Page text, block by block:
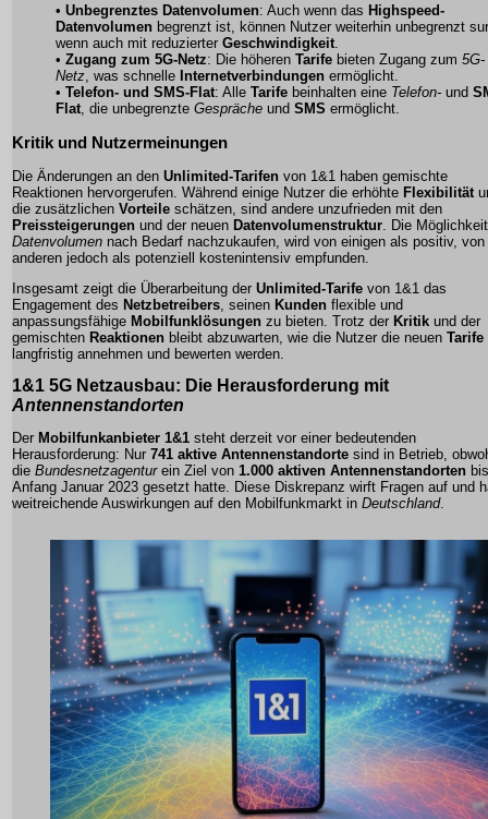
• Unbegrenztes Datenvolumen: Auch wenn das Highspeed-
Datenvolumen begrenzt ist, können Nutzer weiterhin unbegrenzt
wenn auch mit reduzierter Geschwindigkeit
• Zugang zum 5G-Netz: Die höheren Tarife bieten Zugang zum 5G-
Netz , was schnelle Internetverbindungen ermöglicht.
• Telefon- und SMS-Flat: Alle Tarife beinhalten eine Telefon- und
Flat , die unbegrenzte Gespräche und SMS ermöglicht.
Kritik und Nutzermeinungen
Die Änderungen an den Unlimited-Tarifen von 1&1 haben gemischte
Reaktionen hervorgerufen. Während einige Nutzer die erhöhte Flexibilität
die zusätzlichen Vorteile schätzen, sind andere unzufrieden mit den
Preissteigerungen und der neuen Datenvolumenstruktur. Die
Datenvolumen nach Bedarf nachzukaufen, wird von einigen als positiv, von
anderen jedoch als potenziell kostenintensiv empfunden.
Insgesamt zeigt die Überarbeitung der Unlimited-Tarife von 1&1 das
Engagement des Netzbetreibers, seinen Kunden flexible und
anpassungsfähige Mobilfunklösungen zu bieten. Trotz der Kritik und der
gemischten Reaktionen bleibt abzuwarten, wie die Nutzer die neuen Tarife
langfristig annehmen und bewerten werden.
1&1 5G Netzausbau: Die Herausforderung mit
Antennenstandorten
Der Mobilfunkanbieter 1&1 steht derzeit vor einer bedeutenden
Herausforderung: Nur 741 aktive Antennenstandorte sind in Betrieb,
die Bundesnetzagenturein Ziel von 1.000 aktiven Antennenstandorten bis
Anfang Januar 2023 gesetzt hatte. Diese Diskrepanz wirft Fragen auf und
weitreichende Auswirkungen auf den Mobilfunkmarkt in Deutschland.